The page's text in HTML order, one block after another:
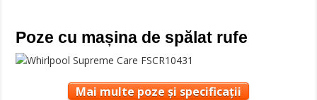
Poze cu mașina de spălat rufe
Mai multe poze și specificații